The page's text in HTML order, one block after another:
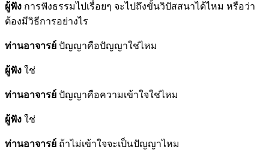
ผู้ฟัง การฟังธรรมไปเรื่อยๆ จะไปถึงขั้นวิปัสสนาได้ไหม หรือว่า
ต้องมีวิธีการอย่างไร
ท่านอาจารย์ ปัญญาคือปัญญาใช่ไหม
ผู้ฟัง ใช่
ท่านอาจารย์ ปัญญาคือความเข้าใจใช่ไหม
ผู้ฟัง ใช่
ท่านอาจารย์ ถ้าไม่เข้าใจจะเป็นปัญญาไหม